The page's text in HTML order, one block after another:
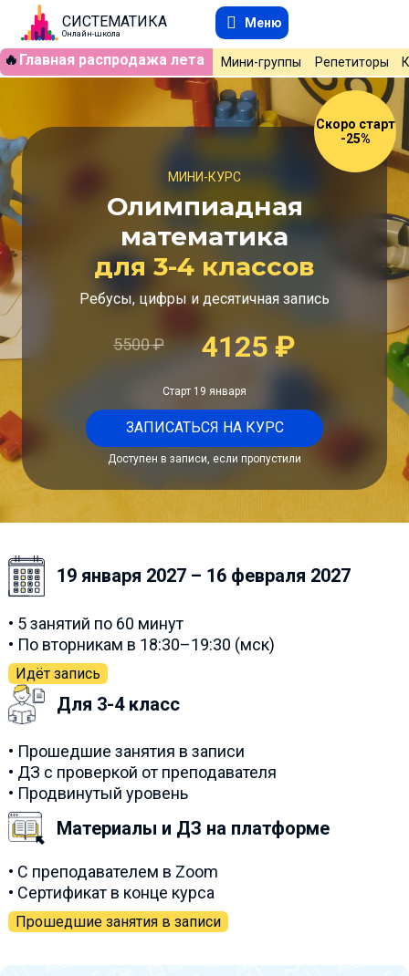
СИСТЕМАТИКА
Онлайн-школа
Меню
🔥 Главная распродажа лета Мини-группы Репетиторы
Скоро старт
-25%
МИНИ-КУРС
Олимпиадная
математика
для 3-4 классов
Ребусы, цифры и десятичная запись
5500₽ 4125₽
Старт 19 января
ЗАПИСАТЬСЯ НА КУРС
Доступен в записи, если пропустили
19 января 2027 – 16 февраля 2027
• 5 занятий по 60 минут
• По вторникам в 18:30–19:30 (мск)
Идёт запись
Для 3-4 класс
• Прошедшие занятия в записи
• ДЗ с проверкой от преподавателя
• Продвинутый уровень
Материалы и ДЗ на платформе
• С преподавателем в Zoom
• Сертификат в конце курса
Прошедшие занятия в записи